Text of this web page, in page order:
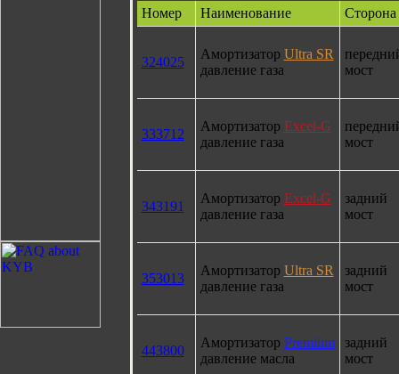
Номер Наименование Сторона
324025
Амортизатор Ultra SR
давление газа
мост
333712
Амортизатор Excel-G
давление газа
мост
343191
Амортизатор Excel-G
давление газа
задний
мост
353013
Амортизатор Ultra SR
давление газа
задний
мост
443800
Амортизатор Premium
давление масла
задний
мост